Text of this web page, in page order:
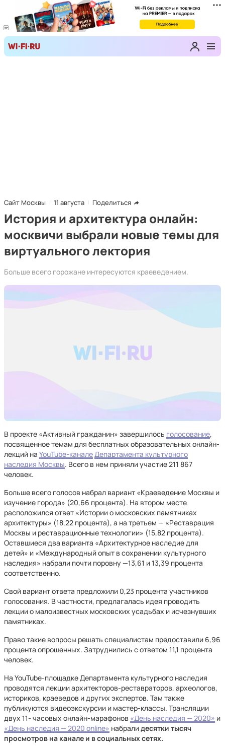
Сайт Москвы 11 августа Поделиться
История и архитектура онлайн:
москвичи выбрали новые темы для
виртуального лектория
Больше всего горожане интересуются краеведением.
В проекте «Активный гражданин» завершилось голосование,
посвященное темам для бесплатных образовательных онлайн-
лекций на YouTube-каналеДепартамента культурного
наследия Москвы. Всего в нем приняли участие 211 867
человек.
Больше всего голосов набрал вариант «Краеведение Москвы и
изучение города» (20,66 процента). На втором месте
расположился ответ «Истории о московских памятниках
архитектуры» (18,22 процента), а на третьем — «Реставрация
Москвы и реставрационные технологии» (15,82 процента).
Оставшиеся два варианта «Архитектурное наследие для
детей» и «Международный опыт в сохранении культурного
наследия» набрали почти поровну —13,61 и 13,39 процента
соответственно.
Свой вариант ответа предложили 0,23 процента участников
голосования. В частности, предлагалась идея проводить
лекции о малоизвестных московских усадьбах и исчезнувших
памятниках.
Право такие вопросы решать специалистам предоставили 6,96
процента опрошенных. Затруднились с ответом 11,1 процента
человек.
На YouTube-площадке Департамента культурного наследия
проводятся лекции архитекторов-реставраторов, археологов,
историков, краеведов и других экспертов. Там также
публикуются видеоэкскурсии и мастер-классы. Трансляции
двух 11- часовых онлайн-марафонов «День наследия — 2020» и
«День наследия — 2020 online» набралидесятки тысяч
просмотров на канале и в социальных сетях.